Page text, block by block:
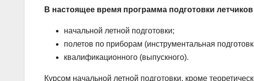
В настоящее время программа подготовки
начальной летной подготовки;
полетов по приборам (инструментальная
квалификационного (выпускного).
Курсом начальной летной подготовки, кроме